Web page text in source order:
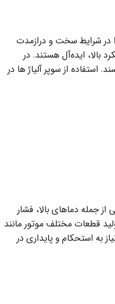
در شرایط سخت و درازمدت
بالا، ایده‌آل هستند. در
از سوپر آلیاژ ها در
جمله دماهای بالا، فشار
قطعات مختلف موتور مانند
به استحکام و پایداری در